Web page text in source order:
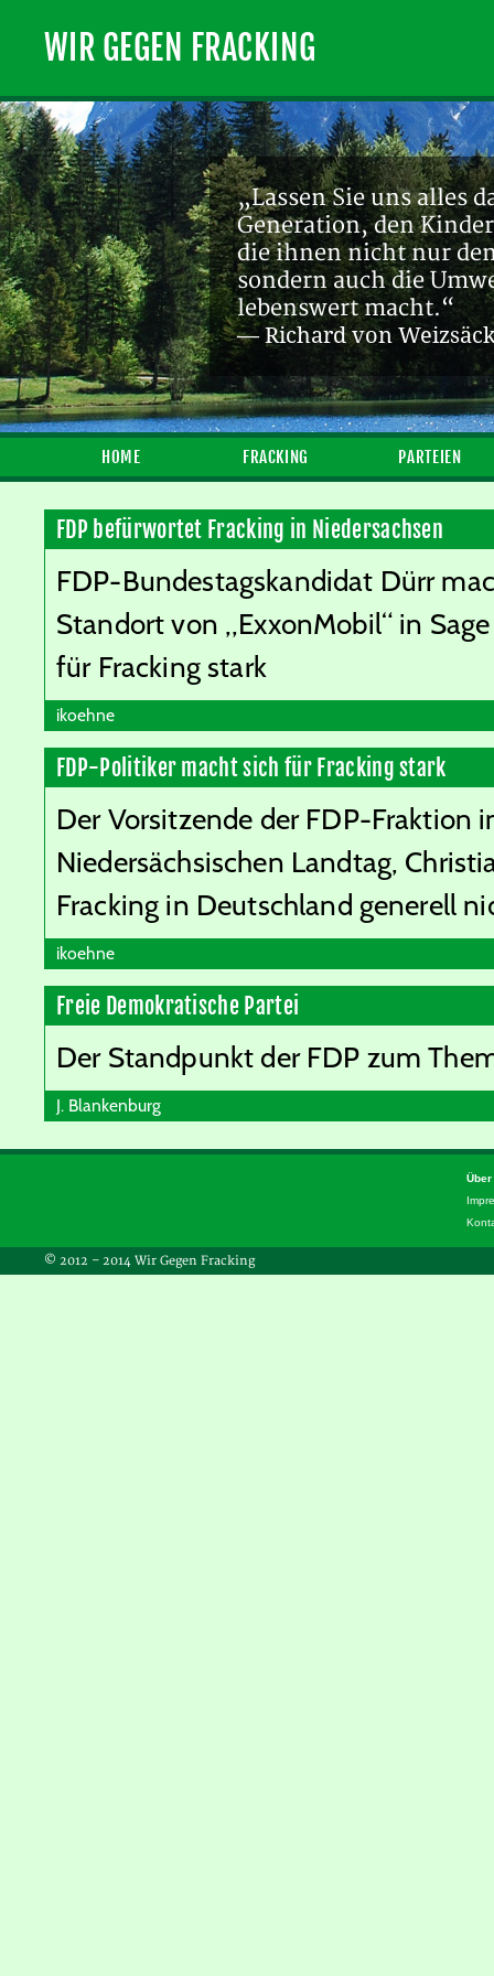
WIR GEGEN FRACKING
„Lassen Sie uns alles
Generation, den
die ihnen nicht nur
sondern auch die
lebenswert macht.“
— Richard von
HOME FRACKING PARTEIEN
FDP befürwortet Fracking in Niedersachsen
FDP-Bundestagskandidat Dürr
Standort von „ExxonMobil“ in
für Fracking stark
ikoehne
FDP-Politiker macht sich für Fracking stark
Der Vorsitzende der FDP-Fraktion
Niedersächsischen Landtag,
Fracking in Deutschland generell
ikoehne
Freie Demokratische Partei
Der Standpunkt der FDP zum
J. Blankenburg
Über
© 2012 – 2014 Wir Gegen Fracking